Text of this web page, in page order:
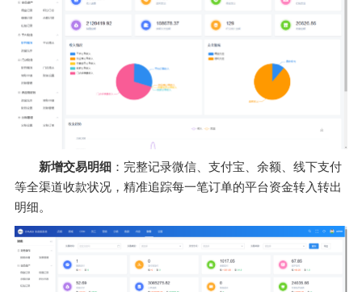
新增交易明细 ：完整记录微信、支付宝、余额、线下支付
等全渠道收款状况，精准追踪每一笔订单的平台资金转入转出
明细。